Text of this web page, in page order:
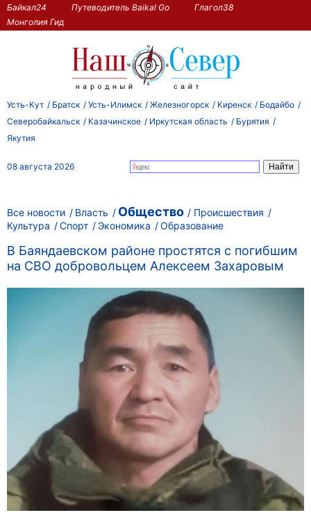
Байкал24 Путеводитель Baikal Go
Глагол38
Монголия Гид
Усть-Кут Братск Усть-Илимск Железногорск Киренск
Бодайбо
Северобайкальск
Казачинское Иркутская область
Бурятия
Якутия
08 августа 2026
Все новости Власть Общество
Происшествия
Культура
Спорт Экономика Образование
В Баяндаевском районе простятся с погибшим
на СВО добровольцем Алексеем Захаровым